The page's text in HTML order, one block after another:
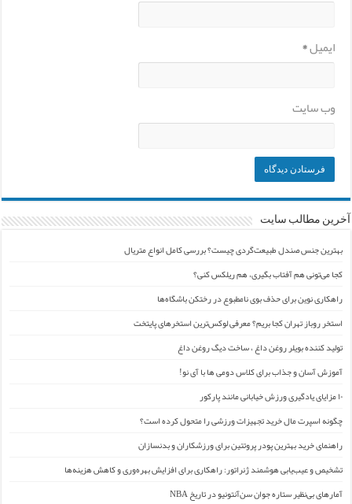
ایمیل*
وب‌ سایت
آخرین مطالب سایت
بهترین جنس صندل طبیعت‌گردی چیست؟ بررسی کامل انواع متریال
کجا می‌تونی هم آفتاب بگیری، هم ریلکس کنی؟
راهکاری نوین برای حذف بوی نامطبوع در رختکن باشگاه‌ها
استخر روباز تهران کجا بریم؟ معرفی لوکس‌ترین استخرهای پایتخت
تولید کننده بویلر روغن داغ ، ساخت دیگ روغن داغ
آموزش آسان و جذاب برای کلاس دومی ها با آی نو!
۱۰ مزایای یادگیری ورزش خیابانی مانند پارکور
چگونه اسپرت مال خرید تجهیزات ورزشی را متحول کرده است؟
راهنمای خرید بهترین پودر پروتئین برای ورزشکاران و بدنسازان
تشخیص و عیب‌یابی هوشمند ژنراتور: راهکاری برای افزایش بهره‌وری و کاهش هزینه‌ها
آمارهای بی‌نظیر ستاره جوان سن‌آنتونیو در تاریخ NBA